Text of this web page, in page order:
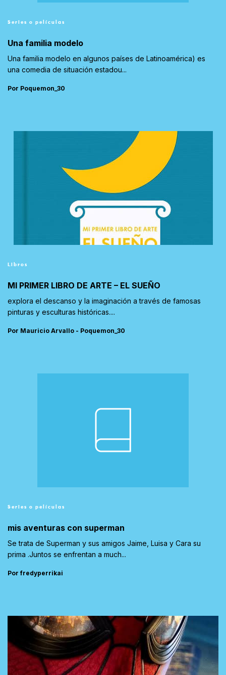
Series o películas
Una familia modelo
Una familia modelo en algunos países de Latinoamérica) es
una comedia de situación estadou...
Por Poquemon_30
Libros
MI PRIMER LIBRO DE ARTE – EL SUEÑO
explora el descanso y la imaginación a través de famosas
pinturas y esculturas históricas....
Por Mauricio Arvallo - Poquemon_30
Series o películas
mis aventuras con superman
Se trata de Superman y sus amigos Jaime, Luisa y Cara su
prima .Juntos se enfrentan a much...
Por fredyperrikai